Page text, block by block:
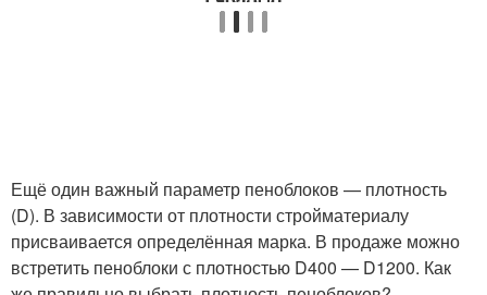
Ещё один важный параметр пеноблоков — плотность
(D). В зависимости от плотности стройматериалу
присваивается определённая марка. В продаже можно
встретить пеноблоки с плотностью D400 — D1200. Как